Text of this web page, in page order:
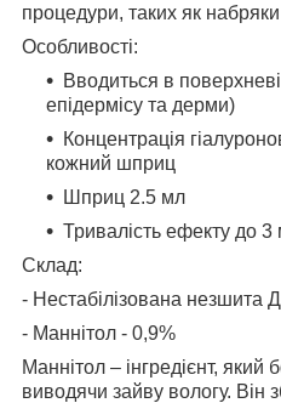
процедури, таких як
Особливості:
Вводиться в
епідермісу та дерми)
Концентрація
кожний шприц
Шприц 2.5 мл
Тривалість ефекту до 3
Склад:
- Нестабілізована незшита
- Маннітол - 0,9%
Маннітол – інгредієнт, який
виводячи зайву вологу. Він